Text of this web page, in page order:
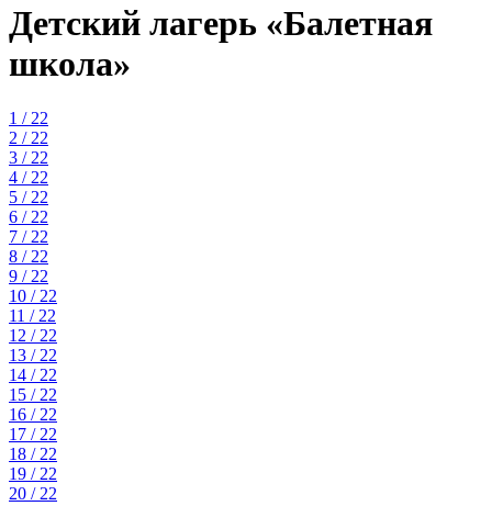
Детский лагерь «Балетная
школа»
1 / 22
2 / 22
3 / 22
4 / 22
5 / 22
6 / 22
7 / 22
8 / 22
9 / 22
10 / 22
11 / 22
12 / 22
13 / 22
14 / 22
15 / 22
16 / 22
17 / 22
18 / 22
19 / 22
20 / 22